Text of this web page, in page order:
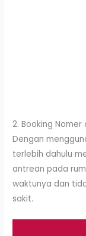
2. Booking Nomer
Dengan
terlebih dahulu
antrean pada
waktunya dan
sakit.